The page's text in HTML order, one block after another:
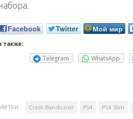
Facebook Twitter Мой мир
также:
Telegram WhatsApp
Crash Bandicoot PS4 PS4 Slim